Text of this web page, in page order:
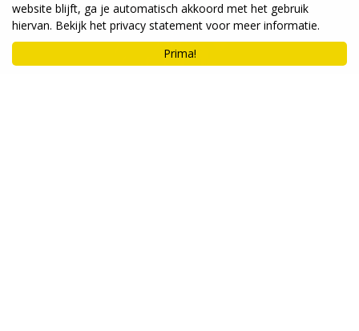
Prima!
website blijft, ga je automatisch akkoord met het gebruik
hiervan. Bekijk het privacy statement voor meer informatie.